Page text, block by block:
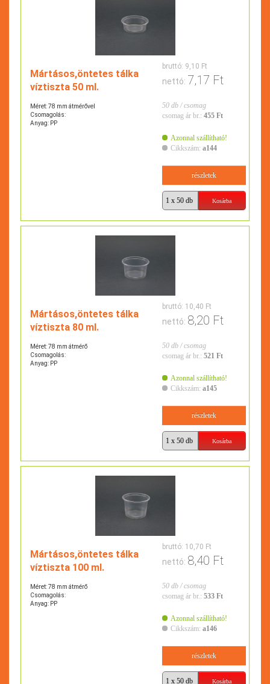
Mártásos,öntetes tálka
víztiszta 50 ml.
Méret: 78 mm átmérővel
Csomagolás:
Anyag: PP
bruttó: 9,10 Ft
nettó: 7,17 Ft
50 db / csomag
csomag ár br.: 455 Ft
Azonnal szállítható!
Cikkszám: a144
részletek
Mártásos,öntetes tálka
víztiszta 80 ml.
Méret: 78 mm átmérő
Csomagolás:
Anyag: PP
bruttó: 10,40 Ft
nettó: 8,20 Ft
50 db / csomag
csomag ár br.: 521 Ft
Azonnal szállítható!
Cikkszám: a145
részletek
Mártásos,öntetes tálka
víztiszta 100 ml.
Méret: 78 mm átmérő
Csomagolás:
Anyag: PP
bruttó: 10,70 Ft
nettó: 8,40 Ft
50 db / csomag
csomag ár br.: 533 Ft
Azonnal szállítható!
Cikkszám: a146
részletek